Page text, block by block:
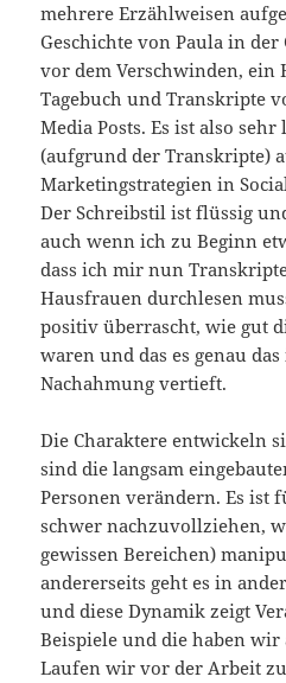
mehrere Erzählweisen
Geschichte von Paula in
vor dem Verschwinden, ein
Tagebuch und Transkripte
Media Posts. Es ist also
(aufgrund der Transkripte)
Marketingstrategien in
Der Schreibstil ist flüssig
auch wenn ich zu Beginn
dass ich mir nun
Hausfrauen durchlesen
positiv überrascht, wie gut
waren und das es genau
Nachahmung vertieft.
Die Charaktere entwickeln
sind die langsam
Personen verändern. Es ist
schwer nachzuvollziehen,
gewissen Bereichen)
andererseits geht es in
und diese Dynamik zeigt
Beispiele und die haben wir
Laufen wir vor der Arbeit